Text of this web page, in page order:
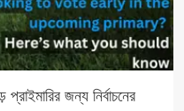
জন্য নির্বাচনের